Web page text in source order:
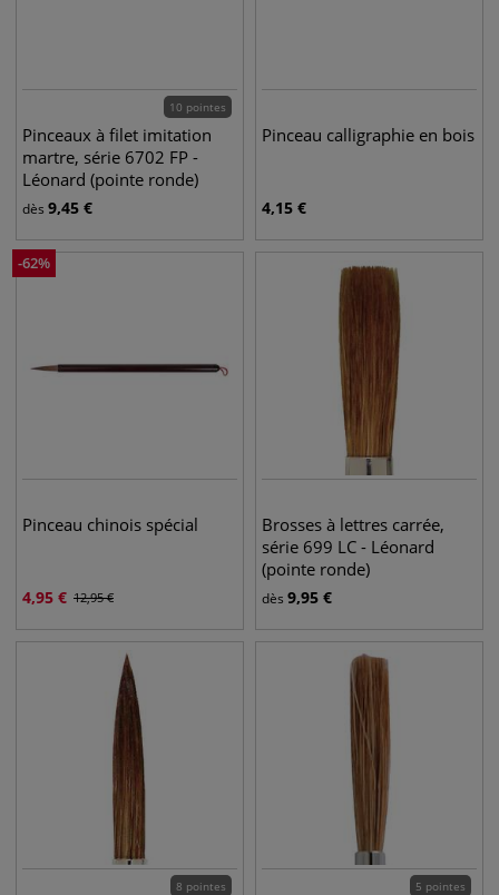
10 pointes
Pinceaux à filet imitation
martre, série 6702 FP -
Léonard (pointe ronde)
dès 9,45 €
Pinceau calligraphie en bois
4,15 €
-62%
Pinceau chinois spécial
4,95 € 12,95€
Brosses à lettres carrée,
série 699 LC - Léonard
(pointe ronde)
dès 9,95 €
8 pointes 5 pointes